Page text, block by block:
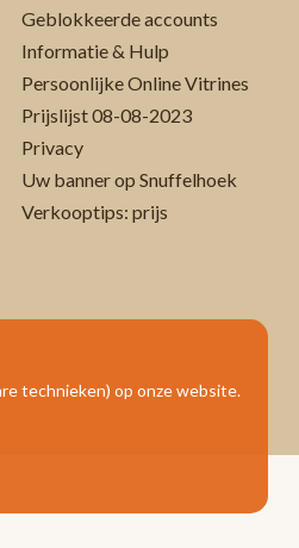
Geblokkeerde accounts
Informatie & Hulp
Persoonlijke Online Vitrines
Prijslijst 08-08-2023
Privacy
Uw banner op Snuffelhoek
Verkooptips: prijs
technieken) op onze website.